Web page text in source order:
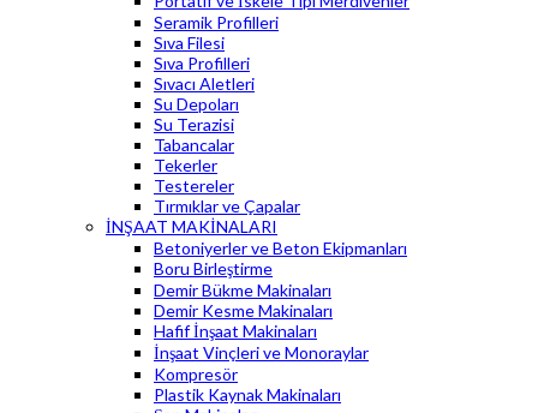
Seramik Profilleri
Sıva Filesi
Sıva Profilleri
Sıvacı Aletleri
Su Depoları
Su Terazisi
Tabancalar
Tekerler
Testereler
Tırmıklar ve Çapalar
İNŞAAT MAKİNALARI
Betoniyerler ve Beton Ekipmanları
Boru Birleştirme
Demir Bükme Makinaları
Demir Kesme Makinaları
Hafif İnşaat Makinaları
İnşaat Vinçleri ve Monoraylar
Kompresör
Plastik Kaynak Makinaları